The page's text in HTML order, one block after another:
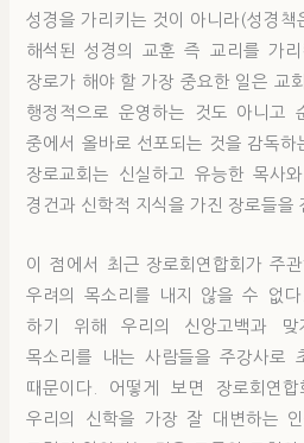
성경을 가리키는 것이 아니라(성경
해석된 성경의 교훈 즉 교리를 가리
장로가 해야 할 가장 중요한 일은 교
행정적으로 운영하는 것도 아니고
중에서 올바로 선포되는 것을 감독하
장로교회는 신실하고 유능한 목사
경건과 신학적 지식을 가진 장로들을
이 점에서 최근 장로회연합회가 주
우려의 목소리를 내지 않을 수 없
하기 위해 우리의 신앙고백과 맞
목소리를 내는 사람들을 주강사로
때문이다. 어떻게 보면 장로회연
우리의 신학을 가장 잘 대변하는